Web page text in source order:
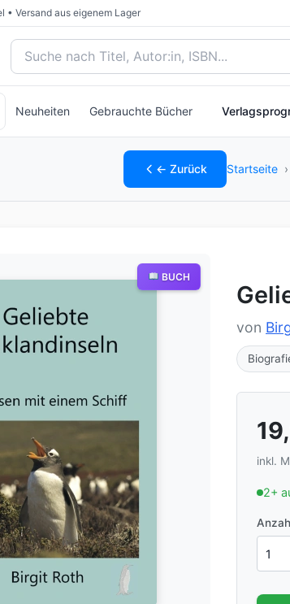
• Versand aus eigenem Lager
Bücher suchen nach Titel, Autor:in oder ISBN
Neuheiten Gebrauchte Bücher
← Zurück Startseite ›
BUCH
von
inkl.
2+